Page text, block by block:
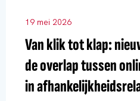
19 mei 2026
Van klik tot klap:
de overlap tussen
in